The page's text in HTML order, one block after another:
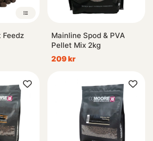
Mainline Spod & PVA
Pellet Mix 2kg
209 kr